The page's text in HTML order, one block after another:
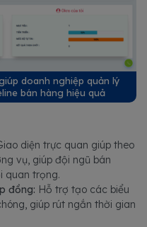
doanh nghiệp quản lý
bán hàng hiệu quả
diện trực quan giúp theo
vụ, giúp đội ngũ bán
quan trọng.
đồng: Hỗ trợ tạo các biểu
giúp rút ngắn thời gian